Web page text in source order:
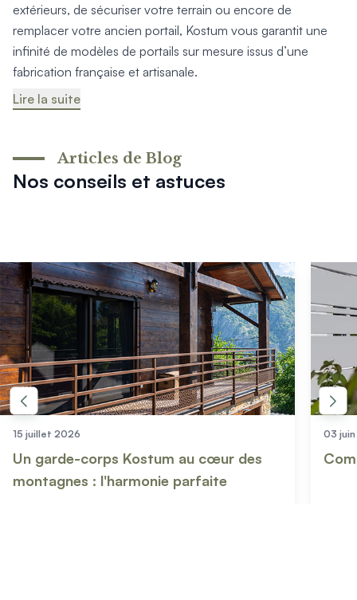
extérieurs, de sécuriser votre terrain ou encore de
remplacer votre ancien portail, Kostum vous garantit une
infinité de modèles de portails sur mesure issus d’une
fabrication française et artisanale.
Lire la suite
Nos conseils et astuces
Articles de Blog
15 juillet 2026
Un garde-corps Kostum au cœur des
montagnes : l'harmonie parfaite
03